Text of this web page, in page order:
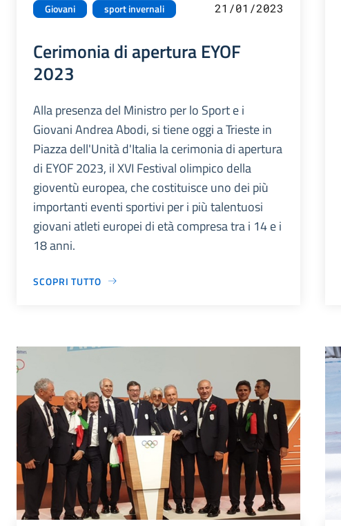
Giovani sport invernali 21/01/2023
Cerimonia di apertura EYOF
2023
Alla presenza del Ministro per lo Sport e i
Giovani Andrea Abodi, si tiene oggi a Trieste in
Piazza dell'Unità d'Italia la cerimonia di apertura
di EYOF 2023, il XVI Festival olimpico della
gioventù europea, che costituisce uno dei più
importanti eventi sportivi per i più talentuosi
giovani atleti europei di età compresa tra i 14 e i
18 anni.
SCOPRI TUTTO